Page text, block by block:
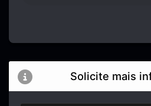
Solicite mais